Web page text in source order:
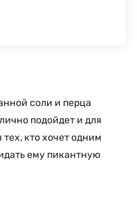
соли и перца
подойдет и для
кто хочет одним
ему пикантную